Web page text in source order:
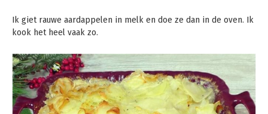
Ik giet rauwe aardappelen in melk en doe ze dan in de oven. Ik
kook het heel vaak zo.